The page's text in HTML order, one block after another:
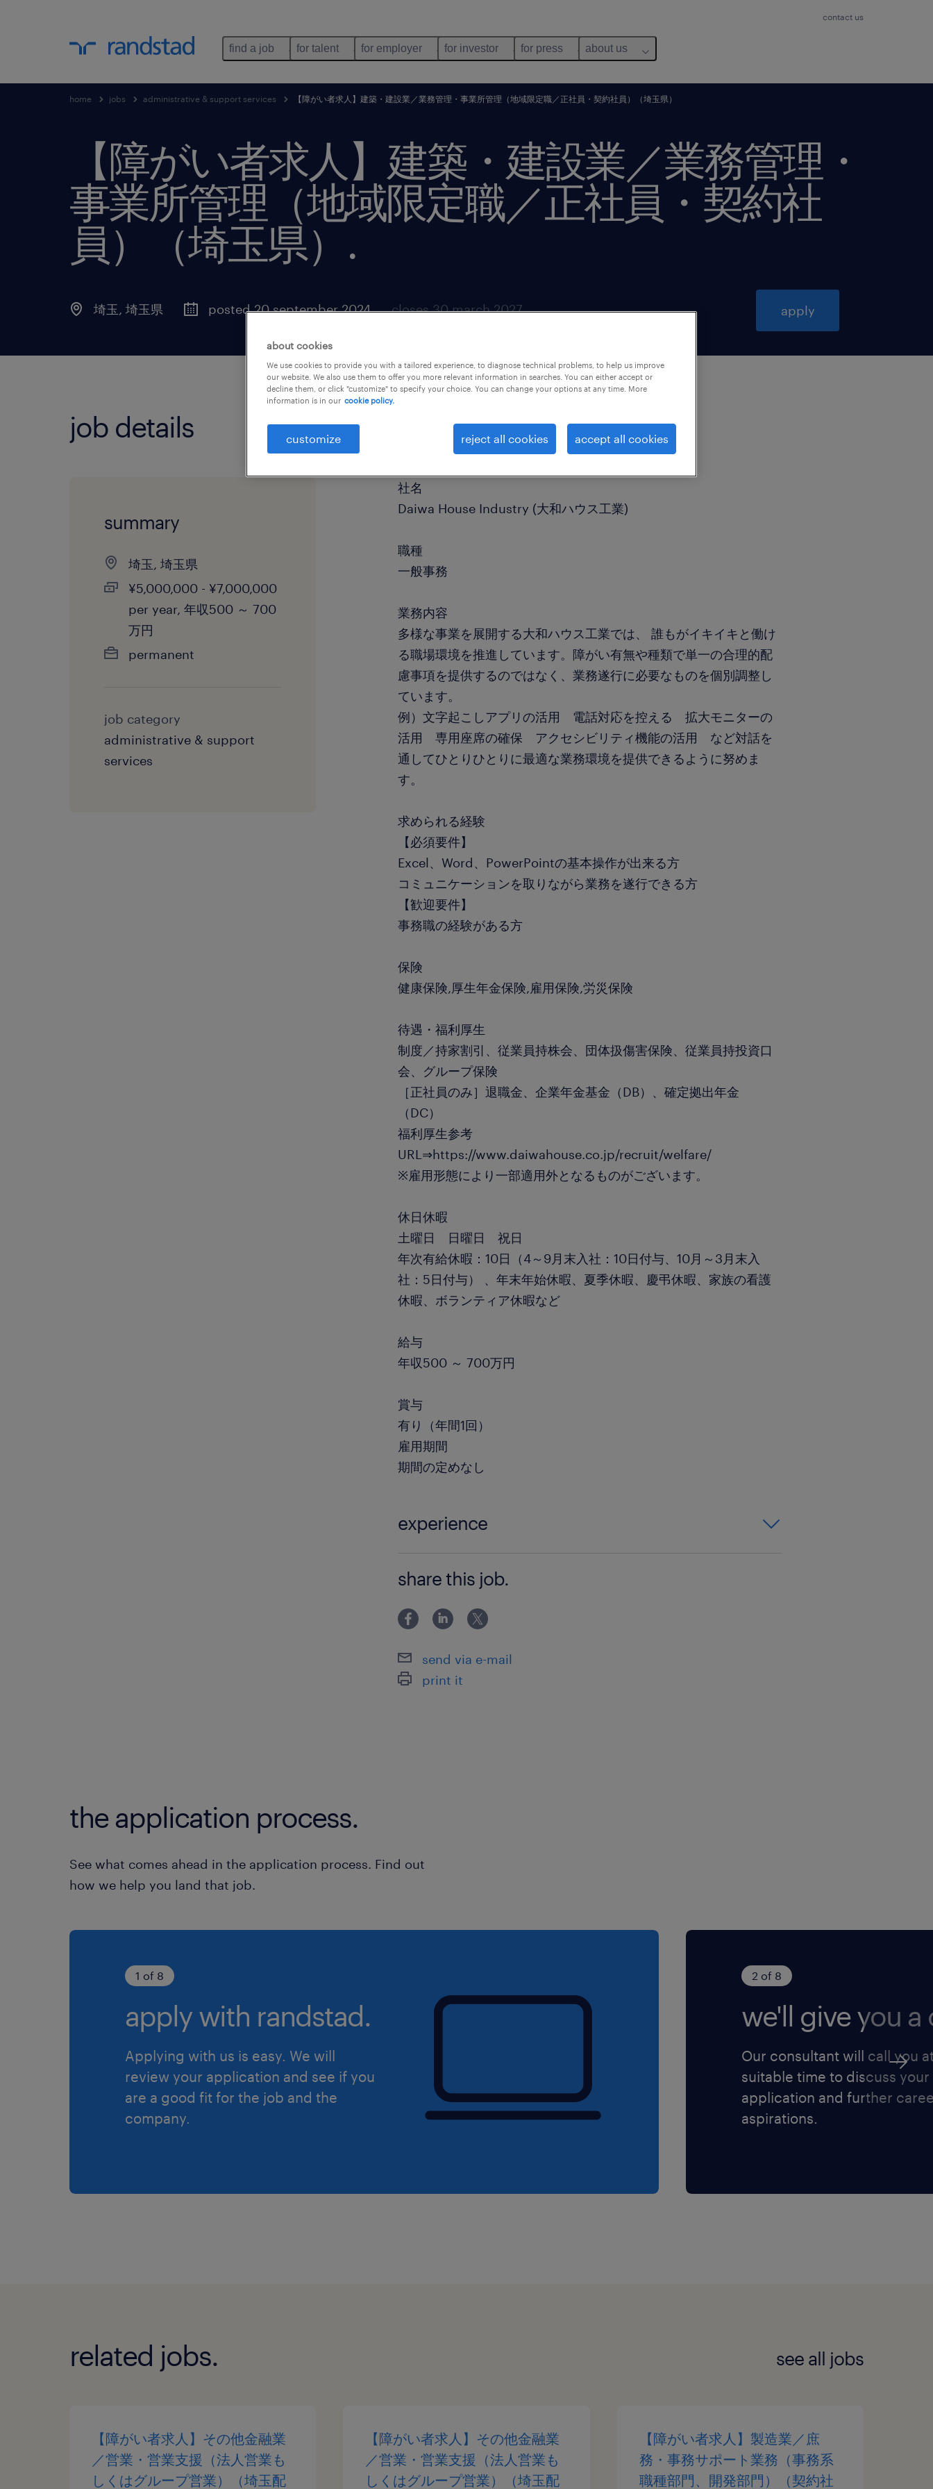
contact us
find a job for talent for employer for investor for press about us
home jobs administrative & support services 【障がい者求人】建築・建設業／業務管理・事業所管理（地域限定職／正社員・契約社員）（埼玉県）
【障がい者求人】建築・建設業／業務管理・
事業所管理（地域限定職／正社員・契約社
員）（埼玉県） .
埼玉, 埼玉県 posted 20 september 2024 closes 30 march 2027 apply
job details
summary
埼玉, 埼玉県
¥5,000,000 - ¥7,000,000
per year, 年収500 ～ 700
万円
permanent
job category
administrative & support
services
社名
Daiwa House Industry (大和ハウス工業)
職種
一般事務
業務内容
多様な事業を展開する大和ハウス工業では、 誰もがイキイキと働け
る職場環境を推進しています。障がい有無や種類で単一の合理的配
慮事項を提供するのではなく、業務遂行に必要なものを個別調整し
ています。
例）文字起こしアプリの活用 電話対応を控える 拡大モニターの
活用 専用座席の確保 アクセシビリティ機能の活用 など対話を
通してひとりひとりに最適な業務環境を提供できるように努めま
す。
求められる経験
【必須要件】
Excel、Word、PowerPointの基本操作が出来る方
コミュニケーションを取りながら業務を遂行できる方
【歓迎要件】
事務職の経験がある方
保険
健康保険,厚生年金保険,雇用保険,労災保険
待遇・福利厚生
制度／持家割引、従業員持株会、団体扱傷害保険、従業員持投資口
会、グループ保険
［正社員のみ］退職金、企業年金基金（DB）、確定拠出年金
（DC）
福利厚生参考
URL⇒https://www.daiwahouse.co.jp/recruit/welfare/
※雇用形態により一部適用外となるものがございます。
休日休暇
土曜日 日曜日 祝日
年次有給休暇：10日（4～9月末入社：10日付与、10月～3月末入
社：5日付与） 、年末年始休暇、夏季休暇、慶弔休暇、家族の看護
休暇、ボランティア休暇など
給与
年収500 ～ 700万円
賞与
有り（年間1回）
雇用期間
期間の定めなし
experience
来る方 コミュニケーションを取りながら業務を遂行できる
方 【歓迎要件】 事務職の経験がある方
share this job.
send via e-mail
print it
the application process.
See what comes ahead in the application process. Find out
how we help you land that job.
1 of 8
apply with randstad.
Applying with us is easy. We will
review your application and see if you
are a good fit for the job and the
company.
2 of 8
we'll give you a
Our consultant will call you
suitable time to discuss your
application and further
aspirations.
related jobs. see all jobs
【障がい者求人】その他金融業
／営業・営業支援（法人営業も
しくはグループ営業）（埼玉配
【障がい者求人】その他金融業
／営業・営業支援（法人営業も
しくはグループ営業）（埼玉配
【障がい者求人】製造業／庶
務・事務サポート業務（事務系
職種部門、開発部門）（契約社
about cookies
We use cookies to provide you with a tailored experience, to diagnose technical problems, to help us improve
our website. We also use them to offer you more relevant information in searches. You can either accept or
decline them, or click "customize" to specify your choice. You can change your options at any time. More
information is in our cookie policy.
customize reject all cookies accept all cookies